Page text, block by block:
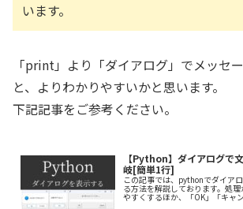
います。
「print」より「ダイアログ」でメッセ
と、よりわかりやすいかと思います。
下記記事をご参考ください。
【Python】ダイアログで
岐[簡単1行]
この記事では、pythonでダイア
る方法を解説しております。処
やすくするほか、「OK」「キャ